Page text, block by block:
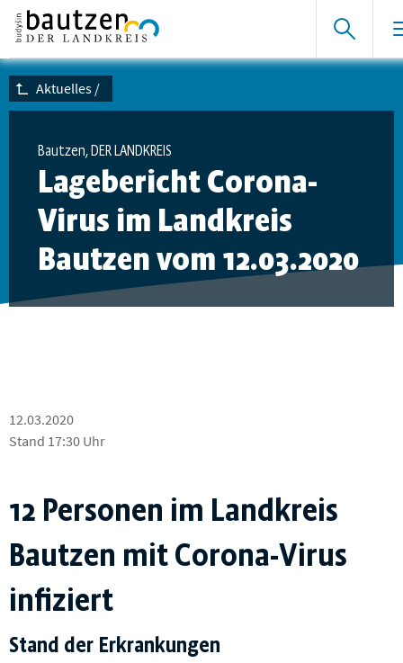
Aktuelles /
Bautzen, DER LANDKREIS
Lagebericht Corona-
Virus im Landkreis
Bautzen vom 12.03.2020
12.03.2020
Stand 17:30 Uhr
12 Personen im Landkreis
Bautzen mit Corona-Virus
infiziert
Stand der Erkrankungen